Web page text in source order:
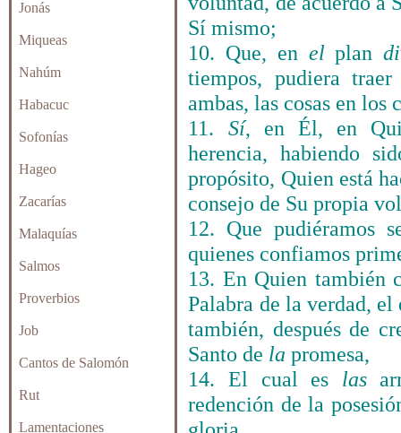
Jonás
Miqueas
Nahúm
Habacuc
Sofonías
Hageo
Zacarías
Malaquías
Salmos
Proverbios
Job
Cantos de Salomón
Rut
Lamentaciones
Sí mismo;
10. Que, en elplan
tiempos, pudiera
ambas, las cosas en los
11. Sí, en Él, en
herencia, habiendo
propósito, Quien está
consejo de Su propia
12. Que pudiéramos
quienes confiamos
13. En Quien también
Palabra de la verdad,
también, después de
Santo de la promesa,
14. El cual es las
redención de la